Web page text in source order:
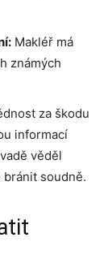
Makléř má
známých
za škodu
informací
věděl
bránit soudně.